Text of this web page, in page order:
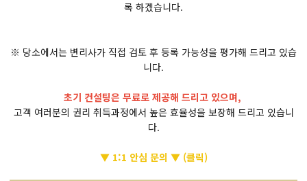
록 하겠습니다.
※ 당소에서는 변리사가 직접 검토 후 등록 가능성을 평가해 드리고 있습
니다.
초기 컨설팅은 무료로 제공해 드리고 있으며,
고객 여러분의 권리 취득과정에서 높은 효율성을 보장해 드리고 있습니
다.
▼ 1:1 안심 문의 ▼ (클릭)